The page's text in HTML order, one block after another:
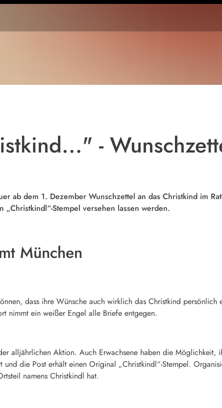
-
ab dem 1. Dezember Wunschzettel an das Christkind im
„Christkindl“-Stempel versehen lassen werden.
München
dass ihre Wünsche auch wirklich das Christkind persönlich
nimmt ein weißer Engel alle Briefe entgegen.
alljährlichen Aktion. Auch Erwachsene haben die Möglichkeit,
und die Post erhält einen Original „Christkindl“-Stempel.
namens Christkindl hat.